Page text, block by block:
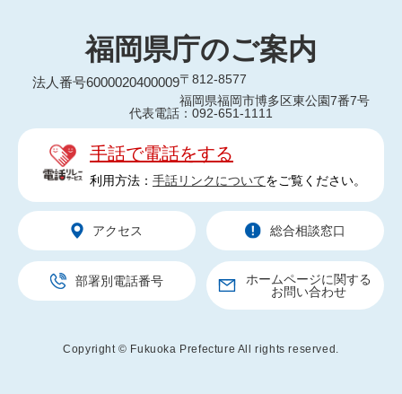
福岡県庁のご案内
法人番号6000020400009〒812-8577
福岡県福岡市博多区東公園7番7号
代表電話：092-651-1111
手話で電話をする
利用方法： 手話リンクについてをご覧ください。
アクセス 総合相談窓口
部署別電話番号
ホームページに関する
お問い合わせ
Copyright © Fukuoka Prefecture All rights reserved.